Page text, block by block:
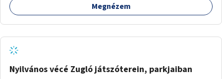
Megnézem
Nyilvános vécé Zugló játszóterein, parkjaiban